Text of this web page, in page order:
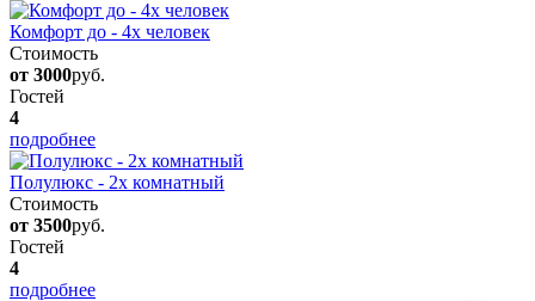
Комфорт до - 4х человек
Стоимость
от 3000руб.
Гостей
4
подробнее
Полулюкс - 2х комнатный
Стоимость
от 3500руб.
Гостей
4
подробнее